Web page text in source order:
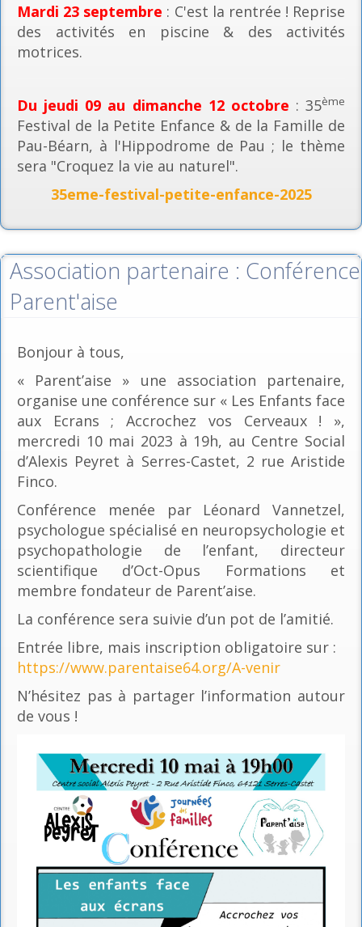
Mardi 23 septembre : C'est la rentrée ! Reprise
des activités en piscine & des activités
motrices.
Du jeudi 09 au dimanche 12 octobre : 35ème
Festival de la Petite Enfance & de la Famille de
Pau-Béarn, à l'Hippodrome de Pau ; le thème
sera "Croquez la vie au naturel".
35eme-festival-petite-enfance-2025
Association partenaire : Conférence
Parent'aise
Bonjour à tous,
« Parent’aise » une association partenaire,
organise une conférence sur « Les Enfants face
aux Ecrans ; Accrochez vos Cerveaux ! »,
mercredi 10 mai 2023 à 19h, au Centre Social
d’Alexis Peyret à Serres-Castet, 2 rue Aristide
Finco.
Conférence menée par Léonard Vannetzel,
psychologue spécialisé en neuropsychologie et
psychopathologie de l’enfant, directeur
scientifique d’Oct-Opus Formations et
membre fondateur de Parent’aise.
La conférence sera suivie d’un pot de l’amitié.
Entrée libre, mais inscription obligatoire sur :
https://www.parentaise64.org/A-venir
N’hésitez pas à partager l’information autour
de vous !